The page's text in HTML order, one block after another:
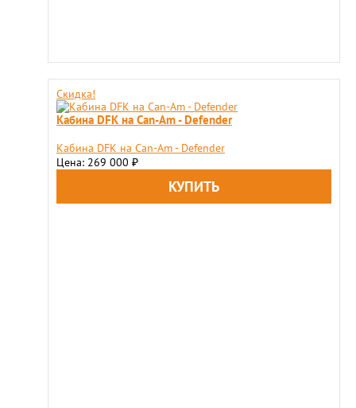
Скидка!
Кабина DFK на Can-Am - Defender
Кабина DFK на Can-Am - Defender
Цена: 269 000 ₽